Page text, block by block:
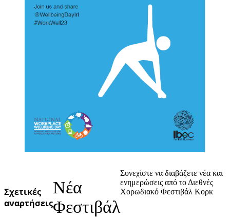
Σχετικές
αναρτήσεις
Νέα
Φεστιβάλ
Συνεχίστε να διαβάζετε νέα και
ενημερώσεις από το Διεθνές
Χορωδιακό Φεστιβάλ Κορκ